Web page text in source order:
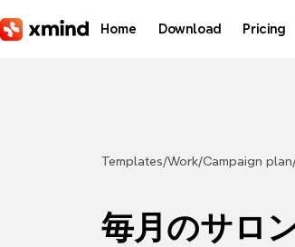
Home Download Pricing
Templates/Work/Campaign plan
毎月のサロ